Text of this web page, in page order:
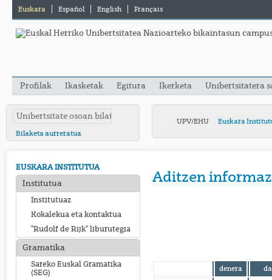
Euskara Español English Français
Profilak Ikasketak Egitura Ikerketa Unibertsitatera
Bilaketa aurreratua
UPV/EHU Euskara
EUSKARA INSTITUTUA
Institutua
Institutuaz
Kokalekua eta kontaktua
"Rudolf de Rijk" liburutegia
Gramatika
Sareko Euskal Gramatika
(SEG)
Aditzen
denera da